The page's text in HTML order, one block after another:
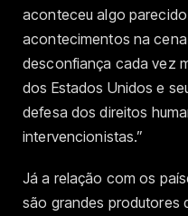
aconteceu algo
acontecimentos na
desconfiança cada vez
dos Estados Unidos e
defesa dos direitos
intervencionistas.”
Já a relação com os
são grandes produtores